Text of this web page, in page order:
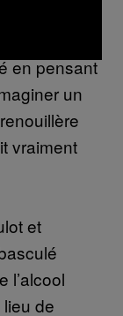
pour eux
que dans
en pensant
un
vraiment
et
l’alcool
de